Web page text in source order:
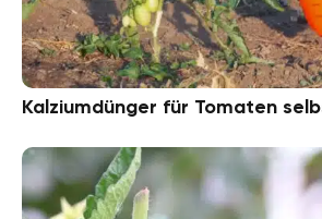
Kalziumdünger für Tomaten